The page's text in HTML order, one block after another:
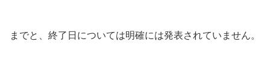
までと、終了日については明確には発表されていません。